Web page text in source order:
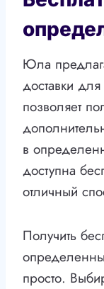
Юла
доставки
позволяет
в
доступна
отличный
Получить
просто.